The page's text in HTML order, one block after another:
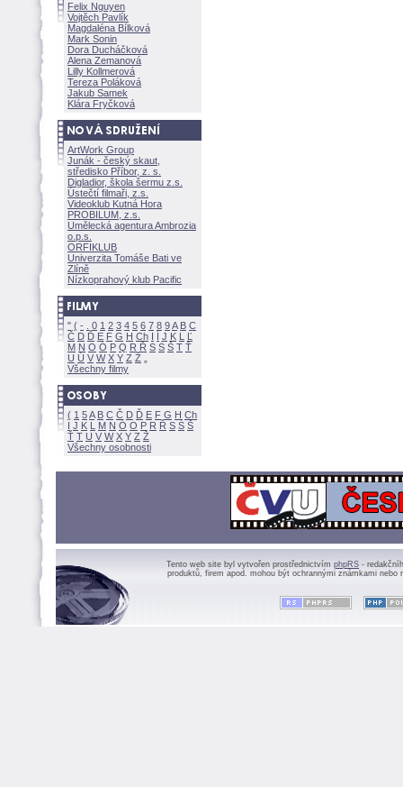
Felix Nguyen
Vojtěch Pavlík
Magdaléna Bílkov
Mark Sonin
Dora Ducháčkov
Alena Zemanov
Lilly Kollmerov
Tereza Polákov
Jakub Samek
Klára Fryčkov
ArtWork Group
Junák - český skaut,
středisko Příbor, z. s.
Digladior, škola šermu z.s.
Ústečtí filmaři, z.s.
Videoklub Kutná Hora
PROBILUM, z.s.
Umělecká agentura Ambrozia
o.p.s.
ORFIKLUB
Univerzita Tomáše Bati ve
Zlíně
Nízkoprahový klub Pacific
" ( - 0 1 2 3 4 5 6 7 8 9A B C
Č D Ď E F G H Ch I Í J K L
Ľ
M N O Ó P Q R Ř S Ś T Ť
U Ú V W X Y Z
Všechny filmy
( 1 5A B C Č D Ď E F G H Ch
I J K L M N Ó O P R Ř S Ś
Ť T U V W X Y Z
Všechny osobnosti
Tento web site byl vytvořen prostřednictvím phpRS -
produktů, firem apod. mohou být ochrannými známkami